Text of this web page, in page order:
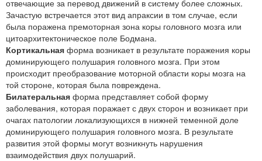
отвечающие за перевод движений в систему более сложных.
Зачастую встречается этот вид апраксии в том случае, если
была поражена премоторная зона коры головного мозга или
цитоархитектоническое поле Бодмана.
Кортикальная форма возникает в результате поражения коры
доминирующего полушария головного мозга. При этом
происходит преобразование моторной области коры мозга на
той стороне, которая была повреждена.
Билатеральная форма представляет собой форму
заболевания, которая поражает с двух сторон и возникает при
очагах патологии локализующихся в нижней теменной доле
доминирующего полушария головного мозга. В результате
развития этой формы могут возникнуть нарушения
взаимодействия двух полушарий.